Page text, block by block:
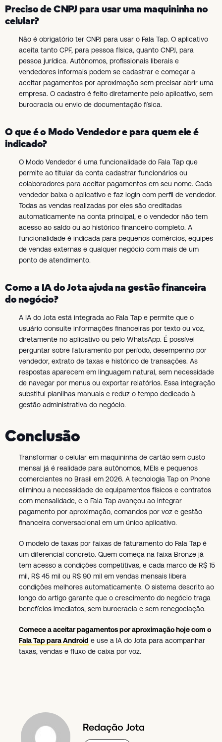
Preciso de CNPJ para usar uma maquininha no
celular?
Não é obrigatório ter CNPJ para usar o Fala Tap. O aplicativo
aceita tanto CPF, para pessoa física, quanto CNPJ, para
pessoa jurídica. Autônomos, profissionais liberais e
vendedores informais podem se cadastrar e começar a
aceitar pagamentos por aproximação sem precisar abrir uma
empresa. O cadastro é feito diretamente pelo aplicativo, sem
burocracia ou envio de documentação física.
O que é o Modo Vendedor e para quem ele é
indicado?
O Modo Vendedor é uma funcionalidade do Fala Tap que
permite ao titular da conta cadastrar funcionários ou
colaboradores para aceitar pagamentos em seu nome. Cada
vendedor baixa o aplicativo e faz login com perfil de vendedor.
Todas as vendas realizadas por eles são creditadas
automaticamente na conta principal, e o vendedor não tem
acesso ao saldo ou ao histórico financeiro completo. A
funcionalidade é indicada para pequenos comércios, equipes
de vendas externas e qualquer negócio com mais de um
ponto de atendimento.
Como a IA do Jota ajuda na gestão financeira
do negócio?
A IA do Jota está integrada ao Fala Tap e permite que o
usuário consulte informações financeiras por texto ou voz,
diretamente no aplicativo ou pelo WhatsApp. É possível
perguntar sobre faturamento por período, desempenho por
vendedor, extrato de taxas e histórico de transações. As
respostas aparecem em linguagem natural, sem necessidade
de navegar por menus ou exportar relatórios. Essa integração
substitui planilhas manuais e reduz o tempo dedicado à
gestão administrativa do negócio.
Conclusão
Transformar o celular em maquininha de cartão sem custo
mensal já é realidade para autônomos, MEIs e pequenos
comerciantes no Brasil em 2026. A tecnologia Tap on Phone
eliminou a necessidade de equipamentos físicos e contratos
com mensalidade, e o Fala Tap avançou ao integrar
pagamento por aproximação, comandos por voz e gestão
financeira conversacional em um único aplicativo.
O modelo de taxas por faixas de faturamento do Fala Tap é
um diferencial concreto. Quem começa na faixa Bronze já
tem acesso a condições competitivas, e cada marco de R$ 15
mil, R$ 45 mil ou R$ 90 mil em vendas mensais libera
condições melhores automaticamente. O sistema descrito ao
longo do artigo garante que o crescimento do negócio traga
benefícios imediatos, sem burocracia e sem renegociação.
Comece a aceitar pagamentos por aproximação hoje com o
Fala Tap para Android e use a IA do Jota para acompanhar
taxas, vendas e fluxo de caixa por voz.
Redação Jota